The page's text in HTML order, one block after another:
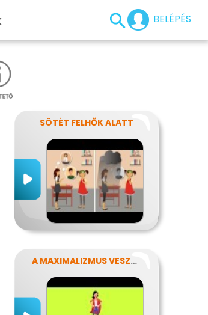
BELÉPÉS
SÖTÉT FELHŐK ALATT
A MAXIMALIZMUS VESZÉLYEI